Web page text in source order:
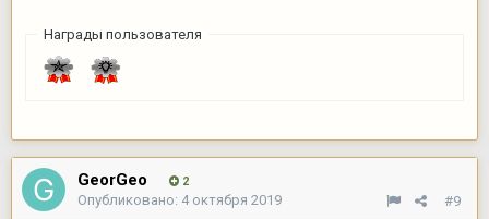
Награды пользователя
GeorGeo 2
#9
Опубликовано: 4 октября 2019